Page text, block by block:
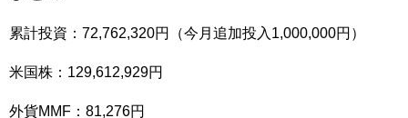
累計投資：72,762,320円（今月追加投入1,000,000円）
米国株：129,612,929円
外貨MMF：81,276円